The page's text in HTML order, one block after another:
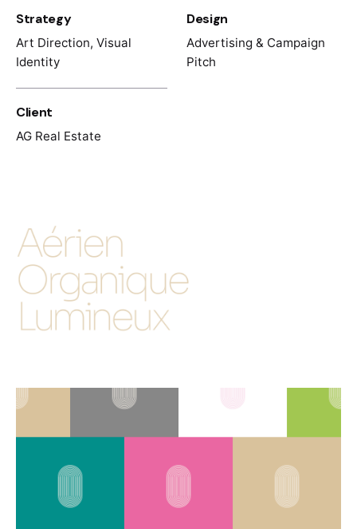
Strategy
Art Direction, Visual
Identity
Design
Advertising & Campaign
Pitch
Client
AG Real Estate